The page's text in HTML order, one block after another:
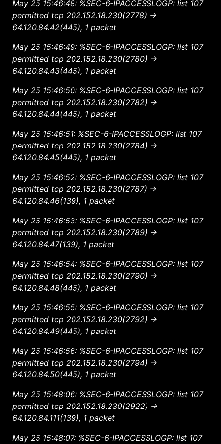
May 25 15:46:48: %SEC-6-IPACCESSLOGP: list 107
permitted tcp 202.152.18.230(2778) ->
64.120.84.42(445), 1 packet
May 25 15:46:49: %SEC-6-IPACCESSLOGP: list 107
permitted tcp 202.152.18.230(2780) ->
64.120.84.43(445), 1 packet
May 25 15:46:50: %SEC-6-IPACCESSLOGP: list 107
permitted tcp 202.152.18.230(2782) ->
64.120.84.44(445), 1 packet
May 25 15:46:51: %SEC-6-IPACCESSLOGP: list 107
permitted tcp 202.152.18.230(2784) ->
64.120.84.45(445), 1 packet
May 25 15:46:52: %SEC-6-IPACCESSLOGP: list 107
permitted tcp 202.152.18.230(2787) ->
64.120.84.46(139), 1 packet
May 25 15:46:53: %SEC-6-IPACCESSLOGP: list 107
permitted tcp 202.152.18.230(2789) ->
64.120.84.47(139), 1 packet
May 25 15:46:54: %SEC-6-IPACCESSLOGP: list 107
permitted tcp 202.152.18.230(2790) ->
64.120.84.48(445), 1 packet
May 25 15:46:55: %SEC-6-IPACCESSLOGP: list 107
permitted tcp 202.152.18.230(2792) ->
64.120.84.49(445), 1 packet
May 25 15:46:56: %SEC-6-IPACCESSLOGP: list 107
permitted tcp 202.152.18.230(2794) ->
64.120.84.50(445), 1 packet
May 25 15:48:06: %SEC-6-IPACCESSLOGP: list 107
permitted tcp 202.152.18.230(2922) ->
64.120.84.111(139), 1 packet
May 25 15:48:07: %SEC-6-IPACCESSLOGP: list 107